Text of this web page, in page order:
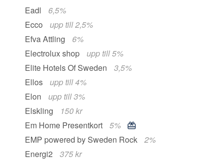
Eadl
6,5%
Ecco
upp till 2,5%
Efva Attling
6%
Electrolux shop
upp till 5%
Elite Hotels Of Sweden
3,5%
Ellos
upp till 4%
Elon
upp till 3%
Elskling
150 kr
Em Home Presentkort
5%
EMP powered by Sweden Rock
2%
Energi2
375 kr